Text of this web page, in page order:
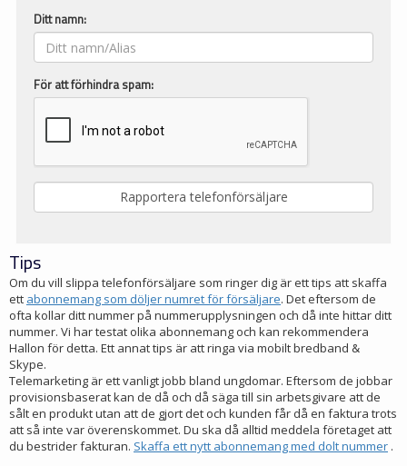
Ditt namn:
För att förhindra spam:
Tips
Om du vill slippa telefonförsäljare som ringer dig är ett tips att skaffa
ett abonnemang som döljer numret för försäljare. Det eftersom de
ofta kollar ditt nummer på nummerupplysningen och då inte hittar ditt
nummer. Vi har testat olika abonnemang och kan rekommendera
Hallon för detta. Ett annat tips är att ringa via mobilt bredband &
Skype.
Telemarketing är ett vanligt jobb bland ungdomar. Eftersom de jobbar
provisionsbaserat kan de då och då säga till sin arbetsgivare att de
sålt en produkt utan att de gjort det och kunden får då en faktura trots
att så inte var överenskommet. Du ska då alltid meddela företaget att
du bestrider fakturan. Skaffa ett nytt abonnemang med dolt nummer .